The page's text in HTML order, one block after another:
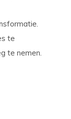
te
te nemen.